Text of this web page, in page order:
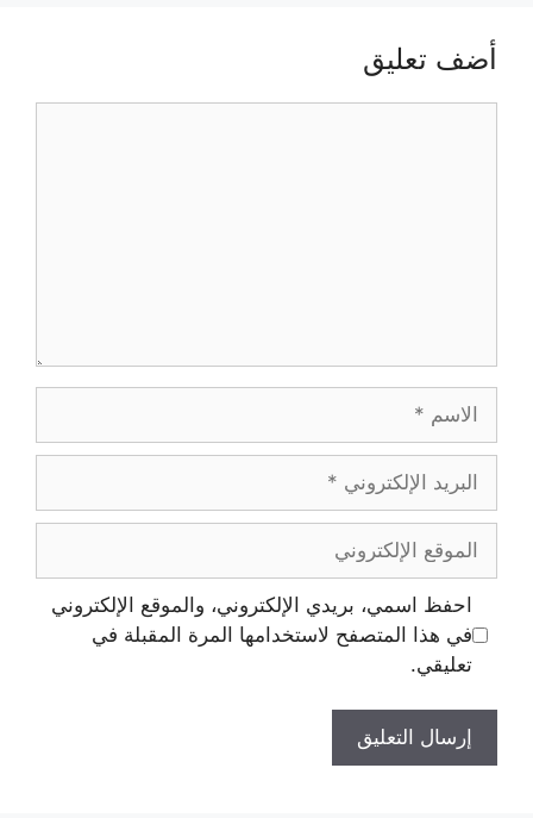
أضف تعليق
احفظ اسمي، بريدي الإلكتروني، والموقع الإلكتروني
في هذا المتصفح لاستخدامها المرة المقبلة في
تعليقي.